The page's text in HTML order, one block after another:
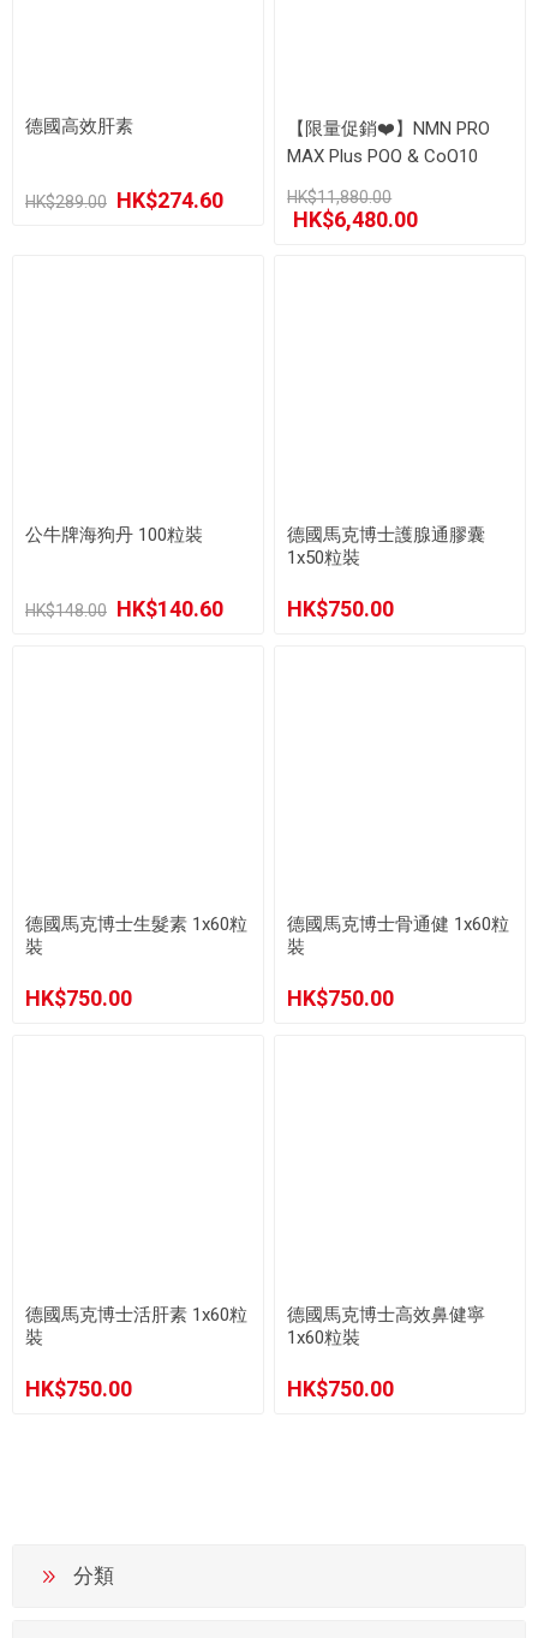
德國高效肝素
HK$289.00 HK$274.60
【限量促銷❤️】NMN PRO
MAX Plus PQQ & CoQ10
合一》60粒裝 x 6盒
HK$11,880.00
HK$6,480.00
公牛牌海狗丹 100粒裝
HK$148.00 HK$140.60
德國馬克博士護腺通膠囊
1x50粒裝
HK$750.00
德國馬克博士生髮素 1x60粒
裝
HK$750.00
德國馬克博士骨通健 1x60粒
裝
HK$750.00
德國馬克博士活肝素 1x60粒
裝
HK$750.00
德國馬克博士高效鼻健寧
1x60粒裝
HK$750.00
分類